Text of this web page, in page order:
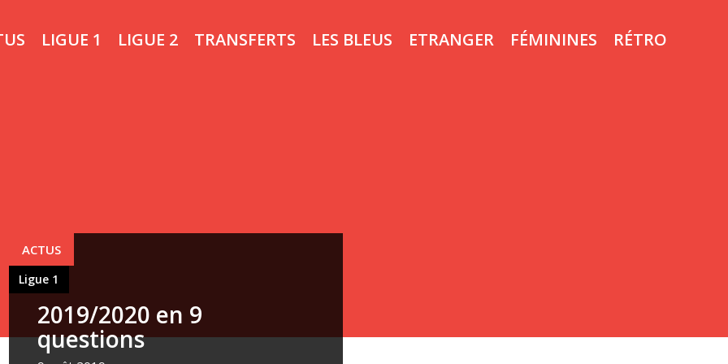
LIGUE 1 LIGUE 2 TRANSFERTS LES BLEUS ETRANGER FÉMININES RÉTRO
Ligue 1
ACTUS
Ligue 1
2019/2020 en 9
questions